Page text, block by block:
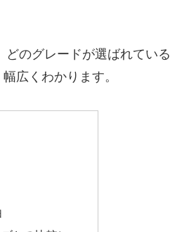
のグレードが選ばれている
広くわかります。